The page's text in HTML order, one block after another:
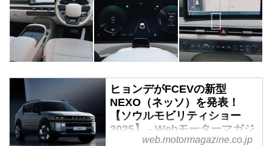
ヒョンデがFCEVの新型
NEXO（ネッソ）を発表！
【ソウルモビリティショー
2025】 - Webモーターマガジ
web.motormagazine.co.jp